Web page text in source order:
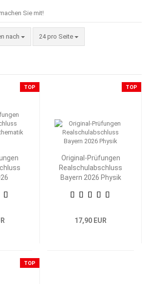
Sie mit!
nach
nach 24 pro Seite
pro Seite
TOP TOP
Original-Prüfungen
Realschulabschluss
Bayern 2026 Physik
17,90 EUR
TOP